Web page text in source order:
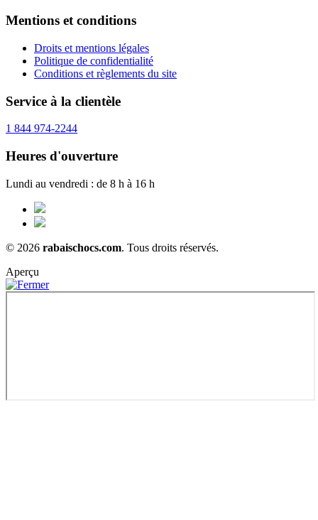
Mentions et conditions
Droits et mentions légales
Politique de confidentialité
Conditions et règlements du site
Service à la clientèle
1 844 974-2244
Heures d'ouverture
Lundi au vendredi : de 8 h à 16 h
© 2026 rabaischocs.com. Tous droits réservés.
Aperçu